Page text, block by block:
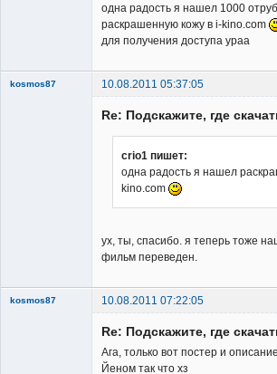
одна радость я нашел 1000
раскрашенную кожу в i-kino.com
для получения доступа ураа
kosmos87 10.08.2011 05:37:05
Re: Подскажите, где
crio1 пишет:
одна радость я нашел
kino.com
ух, ты, спасибо. я теперь тоже
фильм переведен.
kosmos87 10.08.2011 07:22:05
Re: Подскажите, где
Ага, только вот постер и
Йеном так что хз